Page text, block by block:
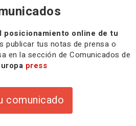
posicionamiento online de tu
publicar tus notas de prensa o
en la sección de Comunicados de
press
comunicado